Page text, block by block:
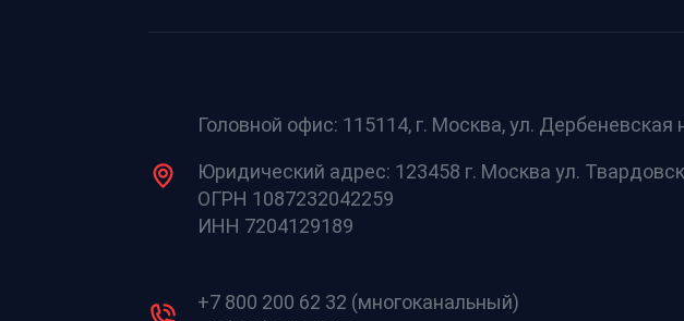
Головной офис: 115114, г. Москва, ул.
Юридический адрес: 123458 г. Москва ул.
ОГРН 1087232042259
ИНН 7204129189
+7 800 200 62 32 (многоканальный)